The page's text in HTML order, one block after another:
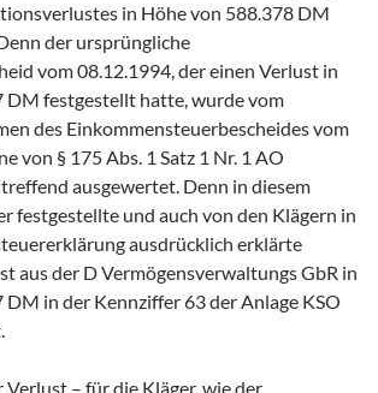
in Höhe von 588.378 DM
der ursprüngliche
vom 08.12.1994, der einen Verlust in
DM festgestellt hatte, wurde vom
des Einkommensteuerbescheides vom
von § 175 Abs. 1 Satz 1 Nr. 1 AO
ausgewertet. Denn in diesem
festgestellte und auch von den Klägern in
ausdrücklich erklärte
aus der D Vermögensverwaltungs GbR in
DM in der Kennziffer 63 der Anlage KSO
Verlust – für die Kläger, wie der